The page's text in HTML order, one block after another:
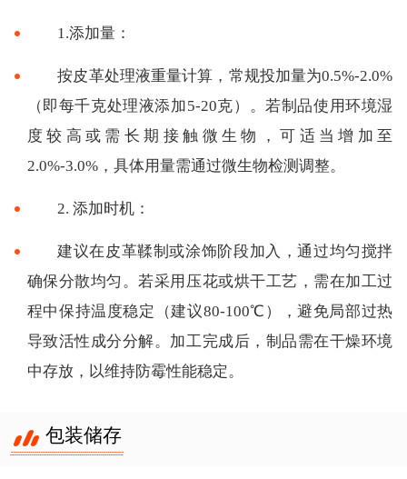
1.添加量：
按皮革处理液重量计算，常规投加量为0.5%-2.0%
（即每千克处理液添加5-20克）。若制品使用环境湿
度较高或需长期接触微生物，可适当增加至
2.0%-3.0%，具体用量需通过微生物检测调整。
2. 添加时机：
建议在皮革鞣制或涂饰阶段加入，通过均匀搅拌
确保分散均匀。若采用压花或烘干工艺，需在加工过
程中保持温度稳定（建议80-100℃），避免局部过热
导致活性成分分解。加工完成后，制品需在干燥环境
中存放，以维持防霉性能稳定。
包装储存